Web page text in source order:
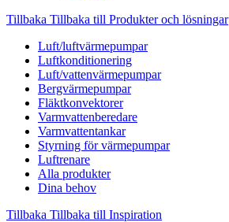
Tillbaka Tillbaka till Produkter och lösningar
Luft/luftvärmepumpar
Luftkonditionering
Luft/vattenvärmepumpar
Bergvärmepumpar
Fläktkonvektorer
Varmvattenberedare
Varmvattentankar
Styrning för värmepumpar
Luftrenare
Alla produkter
Dina behov
Tillbaka Tillbaka till Inspiration